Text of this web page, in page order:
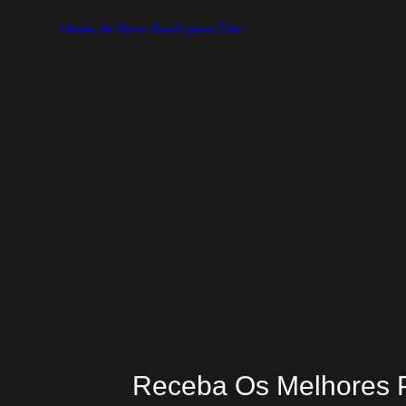
Ideias de Micro SaaS para Criar
Receba Os Melhores